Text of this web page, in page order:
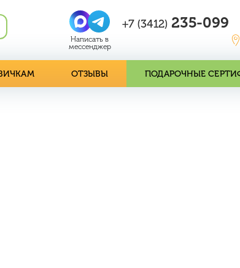
+7 (3412) 235-099
ОТЗЫВЫ ПОДАРОЧНЫЕ